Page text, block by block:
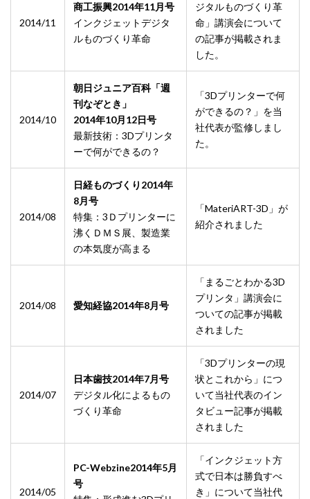
2014/11
商工振興2014年11月号
インクジェットデジタ
ルものづくり革命
ジタルものづくり革
命」講演会について
の記事が掲載されま
した。
2014/10
朝日ジュニア百科「週
刊なぞとき」
2014年10月12日号
最新技術：3Dプリンタ
ーで何ができるの？
「3Dプリンターで何
ができるの？」を当
社代表が監修しまし
た。
2014/08
日経ものづくり2014年
8月号
特集：3Ｄプリンターに
沸くＤＭＳ展、製造業
の本気度が高まる
「MateriART-3D」が
紹介されました
2014/08 愛知経協2014年8月号
「まるごとわかる3D
プリンタ」講演会に
ついての記事が掲載
されました
2014/07
日本歯技2014年7月号
デジタル化によるもの
づくり革命
「3Dプリンターの現
状とこれから」につ
いて当社代表のイン
タビュー記事が掲載
されました
2014/05
PC-Webzine2014年5月
号
「インクジェット方
式で日本は勝負すべ
き」について当社代